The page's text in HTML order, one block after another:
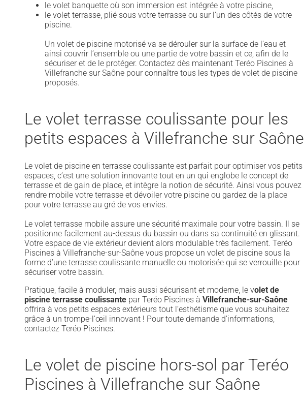
le volet banquette où son immersion est intégrée à votre piscine,
le volet terrasse, plié sous votre terrasse ou sur l’un des côtés de votre
piscine.
Un volet de piscine motorisé va se dérouler sur la surface de l’eau et
ainsi couvrir l’ensemble ou une partie de votre bassin et ce, afin de le
sécuriser et de le protéger. Contactez dès maintenant Teréo Piscines à
Villefranche sur Saône pour connaître tous les types de volet de piscine
proposés.
Le volet terrasse coulissante pour les
petits espaces à Villefranche sur Saône
Le volet de piscine en terrasse coulissante est parfait pour optimiser vos petits
espaces, c’est une solution innovante tout en un qui englobe le concept de
terrasse et de gain de place, et intègre la notion de sécurité. Ainsi vous pouvez
rendre mobile votre terrasse et dévoiler votre piscine ou gardez de la place
pour votre terrasse au gré de vos envies.
Le volet terrasse mobile assure une sécurité maximale pour votre bassin. Il se
positionne facilement au-dessus du bassin ou dans sa continuité en glissant.
Votre espace de vie extérieur devient alors modulable très facilement. Teréo
Piscines à Villefranche-sur-Saône vous propose un volet de piscine sous la
forme d’une terrasse coulissante manuelle ou motorisée qui se verrouille pour
sécuriser votre bassin.
Pratique, facile à moduler, mais aussi sécurisant et moderne, le volet de
piscine terrasse coulissante par Teréo Piscines à Villefranche-sur-Saône
offrira à vos petits espaces extérieurs tout l’esthétisme que vous souhaitez
grâce à un trompe-l’œil innovant ! Pour toute demande d’informations,
contactez Teréo Piscines.
Le volet de piscine hors-sol par Teréo
Piscines à Villefranche sur Saône